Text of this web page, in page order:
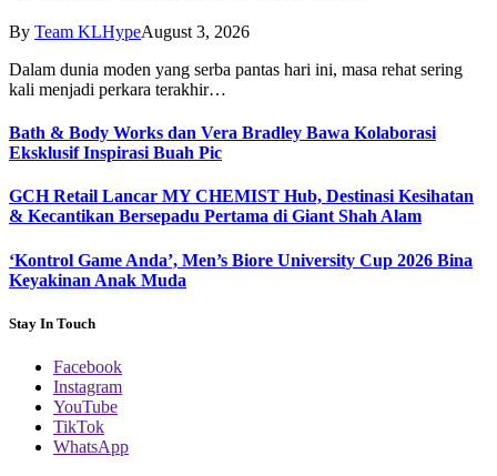
By Team KLHypeAugust 3, 2026
Dalam dunia moden yang serba pantas hari ini, masa rehat sering
kali menjadi perkara terakhir…
Bath & Body Works dan Vera Bradley Bawa Kolaborasi
Eksklusif Inspirasi Buah Pic
GCH Retail Lancar MY CHEMIST Hub, Destinasi Kesihatan
& Kecantikan Bersepadu Pertama di Giant Shah Alam
‘Kontrol Game Anda’, Men’s Biore University Cup 2026 Bina
Keyakinan Anak Muda
Stay In Touch
Facebook
Instagram
YouTube
TikTok
WhatsApp